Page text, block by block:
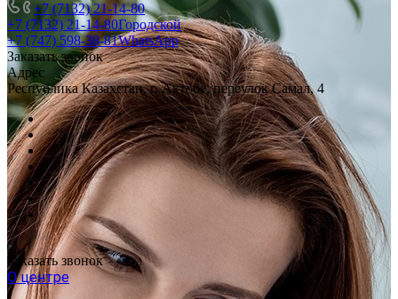
+7 (7132) 21-14-80
+7 (7132) 21-14-80Городской
+7 (747) 598-38-81WhatsApp
Заказать звонок
Адрес
Республика Казахстан, г. Актобе, переулок Самал, 4
Заказать звонок
О центре